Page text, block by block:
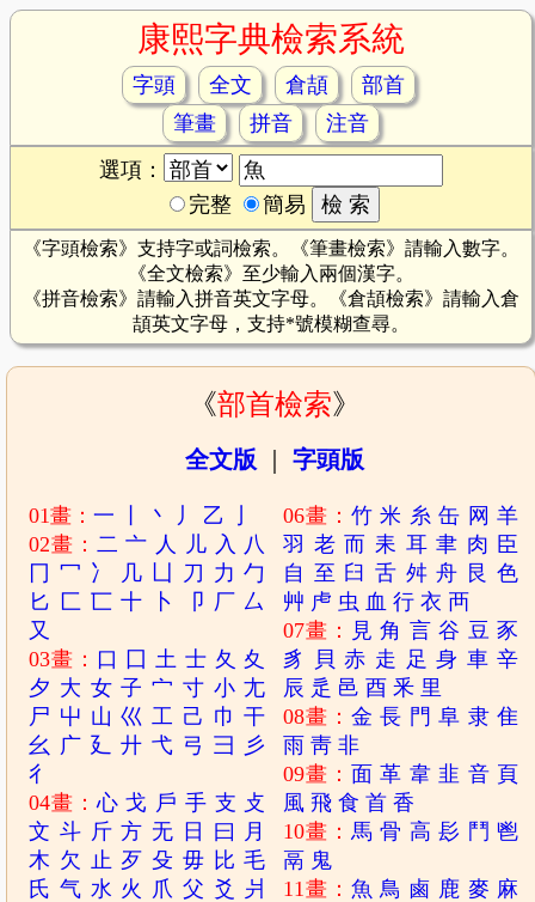
康熙字典檢索系統
字頭 全文 倉頡
部首
筆畫
拼音
注音
選項：
完整
簡易
《字頭檢索》支持字或詞檢索。《筆畫檢索》請輸入數字。
《全文檢索》至少輸入兩個漢字。
《拼音檢索》請輸入拼音英文字母。《倉頡檢索》請輸入倉
頡英文字母，支持*號模糊查尋。
《部首檢索》
全文版 ｜ 字頭版
01畫：一 丶 丿 乙
02畫： 二 亠 人 儿 入
八
冂 冖 冫 几 刀 力 勹
匕 匚 匸 十 卜 卩 厂 厶
又
03畫： 口 囗 土 士 夂 夊
夕 大 女 子 宀 寸 小 尢
尸 屮 山 巛 工 己 巾 干
幺 广 廴 廾 弋 弓 彐 彡
彳
04畫：心 戈 戶 手 支 攴
文 斗 斤 方 无 日 曰
月
木 欠 止 歹 殳 毋 比 毛
氏 气 水 火 爪 父 爻 爿
06畫： 竹 米 糸 缶 网 羊
羽 老 而 耒 耳 聿 肉 臣
自 至 臼 舌 舛 舟 艮 色
艸 虍 虫 血 行 衣 襾
07畫： 見 角 言 谷 豆 豕
豸
貝 赤 走 足 身 車 辛
辰 辵 邑 酉 釆 里
08畫： 金 長 門 阜 隶 隹
雨 靑 非
09畫： 面 革 韋 韭 音 頁
風 飛 食 首 香
10畫： 馬 骨 高 髟 鬥 鬯
鬲 鬼
11畫： 魚 鳥 鹵 鹿 麥 麻